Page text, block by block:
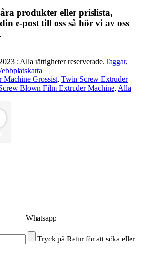
produkter eller prislista,
e-post till oss så hör vi av oss
: Alla rättigheter reserverade.Taggar,
Machine Grossist, Twin Screw Extruder
Blown Film Extruder Machine, Alla
Whatsapp
Tryck på Retur för att söka eller